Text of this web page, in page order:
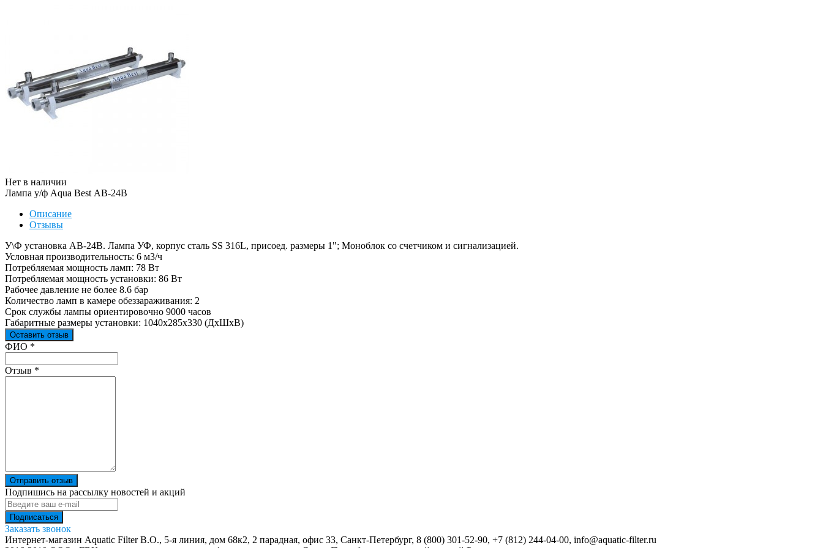
Нет в наличии
Лампа у/ф Aqua Best АВ-24B
Описание
Отзывы
У\Ф установка AB-24B. Лампа УФ, корпус сталь SS 316L, присоед. размеры 1"; Моноблок со счетчиком и сигнализацией.
Условная производительность: 6 м3/ч
Потребляемая мощность ламп: 78 Вт
Потребляемая мощность установки: 86 Вт
Рабочее давление не более 8.6 бар
Количество ламп в камере обеззараживания: 2
Срок службы лампы ориентировочно 9000 часов
Габаритные размеры установки: 1040х285х330 (ДхШхВ)
Оставить отзыв
Ваш отзыв был отправлен!
ФИО *
Отзыв *
Отправить отзыв
Подпишись на рассылку новостей и акций
Заказать звонок
Интернет-магазин Aquatic Filter В.О., 5-я линия, дом 68к2, 2 парадная, офис 33, Санкт-Петербург, 8 (800) 301-52-90, +7 (812) 244-04-00, info@aquatic-filter.ru